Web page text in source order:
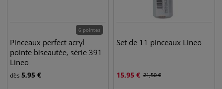
6 pointes
Pinceaux perfect acryl
pointe biseautée, série 391
Lineo
dès 5,95 €
Set de 11 pinceaux Lineo
15,95 € 21,50€